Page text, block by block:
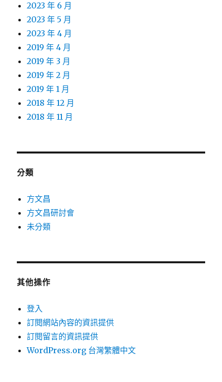
2023 年 6 月
2023 年 5 月
2023 年 4 月
2019 年 4 月
2019 年 3 月
2019 年 2 月
2019 年 1 月
2018 年 12 月
2018 年 11 月
分類
方文昌
方文昌研討會
未分類
其他操作
登入
訂閱網站內容的資訊提供
訂閱留言的資訊提供
WordPress.org 台灣繁體中文